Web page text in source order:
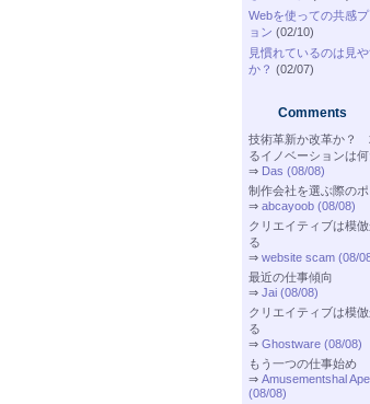
Webを使っての共感
ョン (02/10)
見慣れているのは見
か？ (02/07)
Comments
技術革新か改革か？
るイノベーションは
⇒ Das (08/08)
制作会社を選ぶ際のポ
⇒ abcayoob (08/08)
クリエイティブは模倣
る
⇒ website scam (08/
最近の仕事傾向
⇒ Jai (08/08)
クリエイティブは模倣
る
⇒ Ghostware (08/08)
もう一つの仕事始め
⇒ Amusementshal
(08/08)